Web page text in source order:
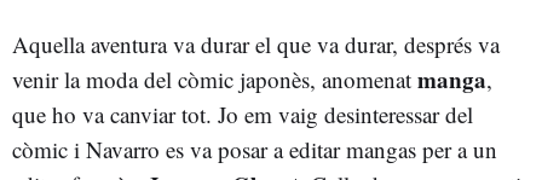
Aquella aventura va durar el que va durar, després va
venir la moda del còmic japonès, anomenat manga,
que ho va canviar tot. Jo em vaig desinteressar del
còmic i Navarro es va posar a editar mangas per a un